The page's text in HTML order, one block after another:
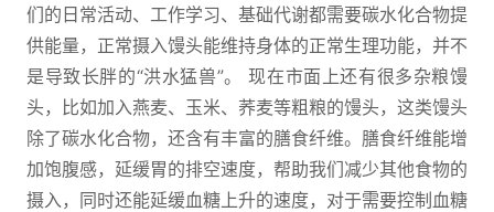
们的日常活动、工作学习、基础代谢都需要碳水化合物提
供能量，正常摄入馒头能维持身体的正常生理功能，并不
是导致长胖的“洪水猛兽”。 现在市面上还有很多杂粮馒
头，比如加入燕麦、玉米、荞麦等粗粮的馒头，这类馒头
除了碳水化合物，还含有丰富的膳食纤维。膳食纤维能增
加饱腹感，延缓胃的排空速度，帮助我们减少其他食物的
摄入，同时还能延缓血糖上升的速度，对于需要控制血糖